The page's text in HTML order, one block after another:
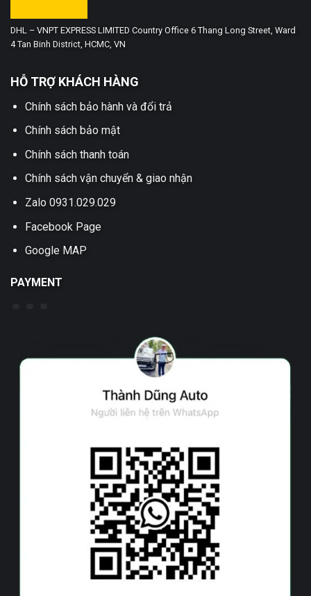
DHL – VNPT EXPRESS LIMITED Country Office 6 Thang Long Street, Ward
4 Tan Binh District, HCMC, VN
HỖ TRỢ KHÁCH HÀNG
Chính sách bảo hành và đổi trả
Chính sách bảo mật
Chính sách thanh toán
Chính sách vận chuyển & giao nhận
Zalo 0931.029.029
Facebook Page
Google MAP
PAYMENT